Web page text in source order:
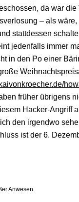
da war
– als
stattdessen
jedenfalls immer
in den Po einer
früher übrigens
Hacker-Angriff
den irgendwo
ist der 6.
Anwesen